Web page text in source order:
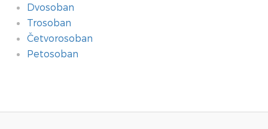
Dvosoban
Trosoban
Četvorosoban
Petosoban